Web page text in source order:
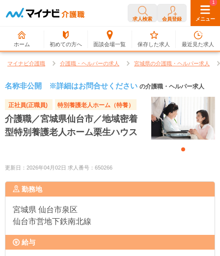
求人検索 会員登録 メニュー
ホーム 初めての方へ 面談会場一覧
0
保存した求人
1
最近見た求人
マイナビ介護職 介護職・ヘルパーの求人 宮城県の介護職・ヘルパー求人
名称非公開 ※詳細はお問合せください の介護職・ヘルパー求人
正社員(正職員) 特別養護老人ホーム（特養）
介護職／宮城県仙台市／地域密着
型特別養護老人ホーム栗生ハウス
更新日：2026年04月02日 求人番号：650266
勤務地
宮城県 仙台市泉区
仙台市営地下鉄南北線
給与